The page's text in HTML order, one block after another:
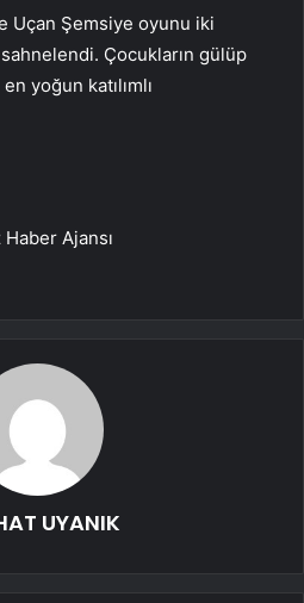
Uçan Şemsiye oyunu iki
Çocukların gülüp
yoğun katılımlı
Ajansı
UYANIK